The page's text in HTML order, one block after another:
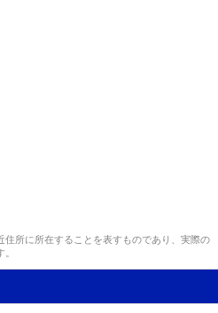
所に所在することを表すものであり、実際の